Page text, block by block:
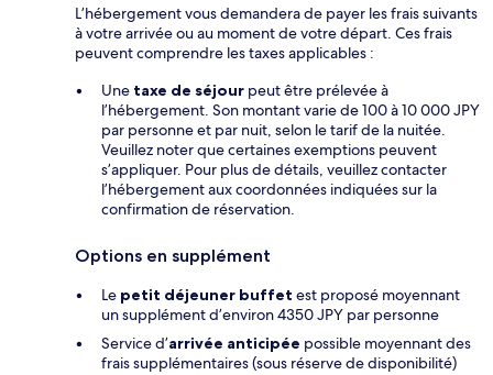
L’hébergement vous demandera de payer les frais suivants
à votre arrivée ou au moment de votre départ. Ces frais
peuvent comprendre les taxes applicables :
Une taxe de séjour peut être prélevée à
l’hébergement. Son montant varie de 100 à 10 000 JPY
par personne et par nuit, selon le tarif de la nuitée.
Veuillez noter que certaines exemptions peuvent
s’appliquer. Pour plus de détails, veuillez contacter
l’hébergement aux coordonnées indiquées sur la
confirmation de réservation.
Options en supplément
Le petit déjeuner buffet est proposé moyennant
un supplément d’environ 4350 JPY par personne
Service d’arrivée anticipée possible moyennant des
frais supplémentaires (sous réserve de disponibilité)